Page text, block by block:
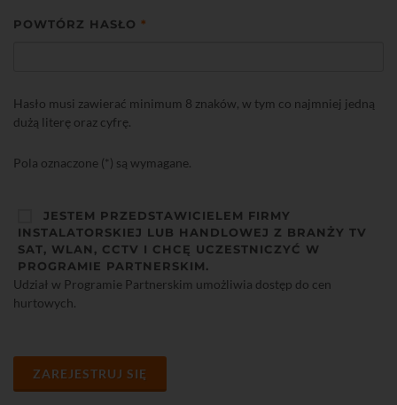
POWTÓRZ HASŁO *
Hasło musi zawierać minimum 8 znaków, w tym co najmniej jedną
dużą literę oraz cyfrę.
Pola oznaczone (*) są wymagane.
JESTEM PRZEDSTAWICIELEM FIRMY
INSTALATORSKIEJ LUB HANDLOWEJ Z BRANŻY TV
SAT, WLAN, CCTV I CHCĘ UCZESTNICZYĆ W
PROGRAMIE PARTNERSKIM.
Udział w Programie Partnerskim umożliwia dostęp do cen
hurtowych.
ZAREJESTRUJ SIĘ